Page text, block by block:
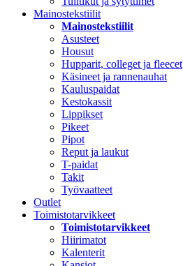
Mainostekstiilit
Mainostekstiilit
Asusteet
Housut
Hupparit, colleget ja fleecet
Käsineet ja rannenauhat
Kauluspaidat
Kestokassit
Lippikset
Pikeet
Pipot
Reput ja laukut
T-paidat
Takit
Työvaatteet
Outlet
Toimistotarvikkeet
Toimistotarvikkeet
Hiirimatot
Kalenterit